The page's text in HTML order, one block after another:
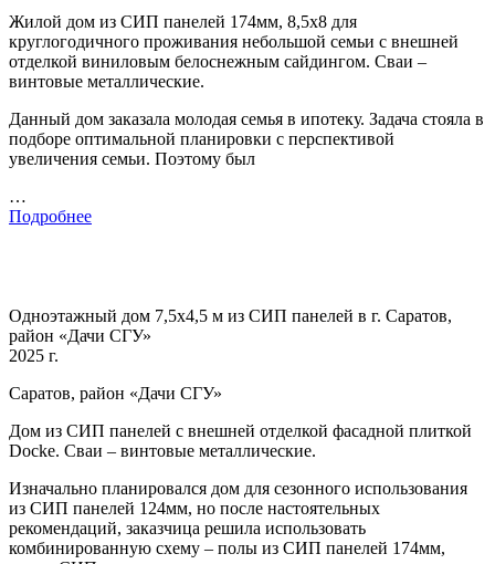
Жилой дом из СИП панелей 174мм, 8,5х8 для
круглогодичного проживания небольшой семьи с внешней
отделкой виниловым белоснежным сайдингом. Сваи –
винтовые металлические.
Данный дом заказала молодая семья в ипотеку. Задача стояла в
подборе оптимальной планировки с перспективой
увеличения семьи. Поэтому был
…
Подробнее
Одноэтажный дом 7,5х4,5 м из СИП панелей в г. Саратов,
район «Дачи СГУ»
2025 г.
Саратов, район «Дачи СГУ»
Дом из СИП панелей с внешней отделкой фасадной плиткой
Docke. Сваи – винтовые металлические.
Изначально планировался дом для сезонного использования
из СИП панелей 124мм, но после настоятельных
рекомендаций, заказчица решила использовать
комбинированную схему – полы из СИП панелей 174мм,